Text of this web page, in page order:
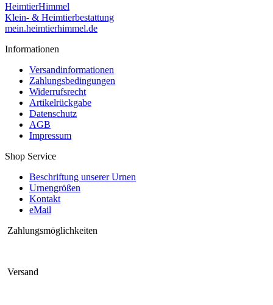
HeimtierHimmel
Klein- & Heimtierbestattung
mein.heimtierhimmel.de
Informationen
Versandinformationen
Zahlungsbedingungen
Widerrufsrecht
Artikelrückgabe
Datenschutz
AGB
Impressum
Shop Service
Beschriftung unserer Urnen
Urnengrößen
Kontakt
eMail
Zahlungsmöglichkeiten
Versand